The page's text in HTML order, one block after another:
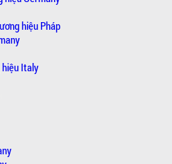
hiệu Pháp
hiệu Italy